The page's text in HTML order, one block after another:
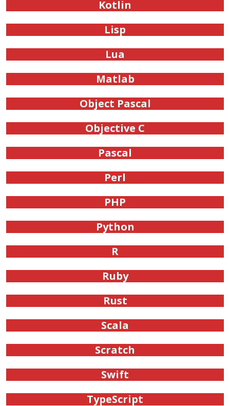
Kotlin
Lisp
Lua
Matlab
Object Pascal
Objective C
Pascal
Perl
PHP
Python
R
Ruby
Rust
Scala
Scratch
Swift
TypeScript